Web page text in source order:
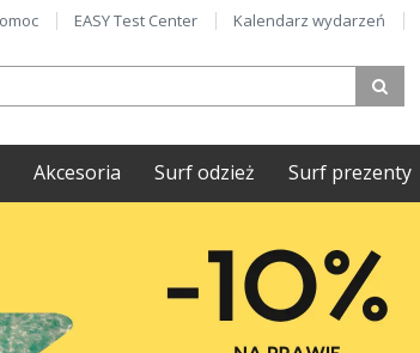
EASY Test Center Kalendarz wydarzeń
Akcesoria Surf odzież Surf prezenty